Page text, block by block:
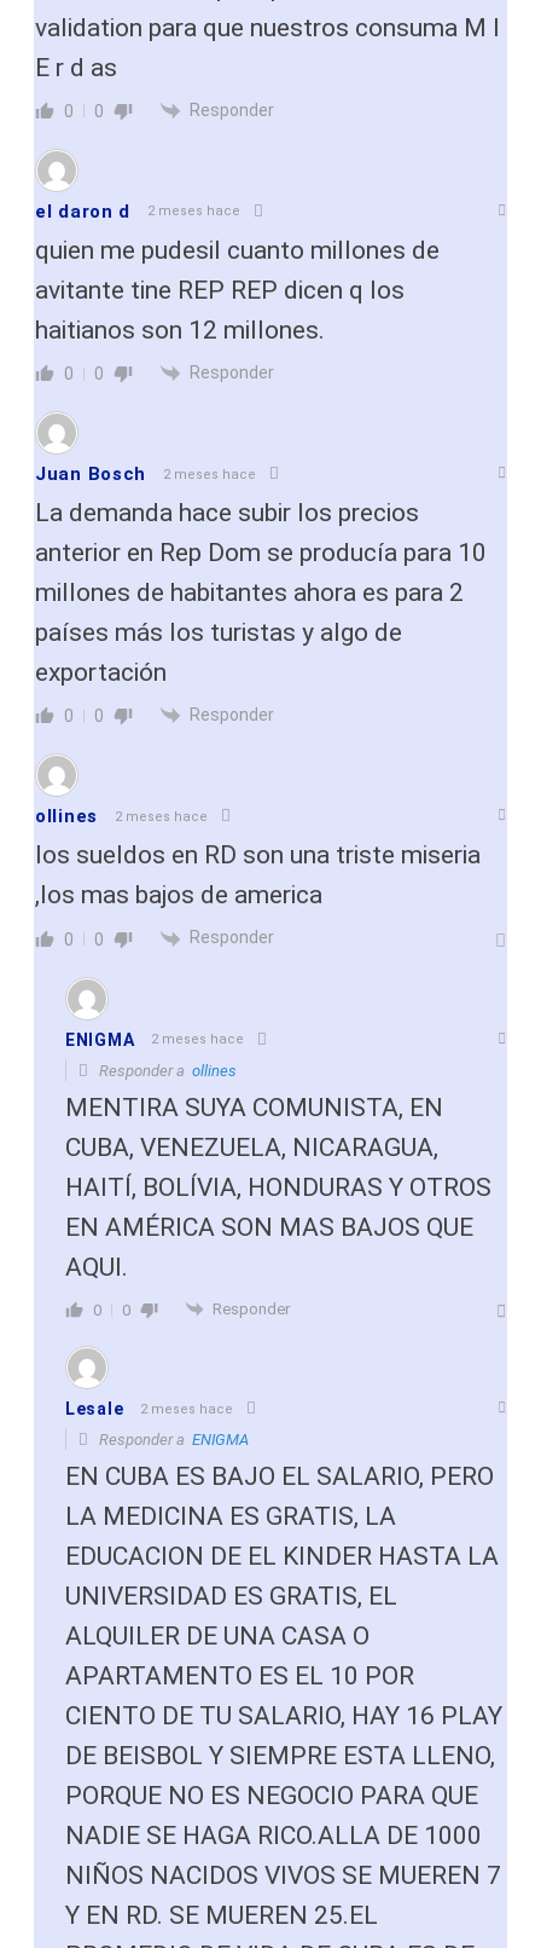
validation para que nuestros consuma M I
E r d as
0 0 Responder
el daron d 2 meses hace
quien me pudesil cuanto millones de
avitante tine REP REP dicen q los
haitianos son 12 millones.
0 0 Responder
Juan Bosch 2 meses hace
La demanda hace subir los precios
anterior en Rep Dom se producía para 10
millones de habitantes ahora es para 2
países más los turistas y algo de
exportación
0 0 Responder
ollines 2 meses hace
los sueldos en RD son una triste miseria
,los mas bajos de america
0 0 Responder
ENIGMA 2 meses hace
Responder a ollines
MENTIRA SUYA COMUNISTA, EN
CUBA, VENEZUELA, NICARAGUA,
HAITÍ, BOLÍVIA, HONDURAS Y OTROS
EN AMÉRICA SON MAS BAJOS QUE
AQUI.
0 0 Responder
Lesale 2 meses hace
Responder a ENIGMA
EN CUBA ES BAJO EL SALARIO, PERO
LA MEDICINA ES GRATIS, LA
EDUCACION DE EL KINDER HASTA LA
UNIVERSIDAD ES GRATIS, EL
ALQUILER DE UNA CASA O
APARTAMENTO ES EL 10 POR
CIENTO DE TU SALARIO, HAY 16 PLAY
DE BEISBOL Y SIEMPRE ESTA LLENO,
PORQUE NO ES NEGOCIO PARA QUE
NADIE SE HAGA RICO.ALLA DE 1000
NIÑOS NACIDOS VIVOS SE MUEREN 7
Y EN RD. SE MUEREN 25.EL